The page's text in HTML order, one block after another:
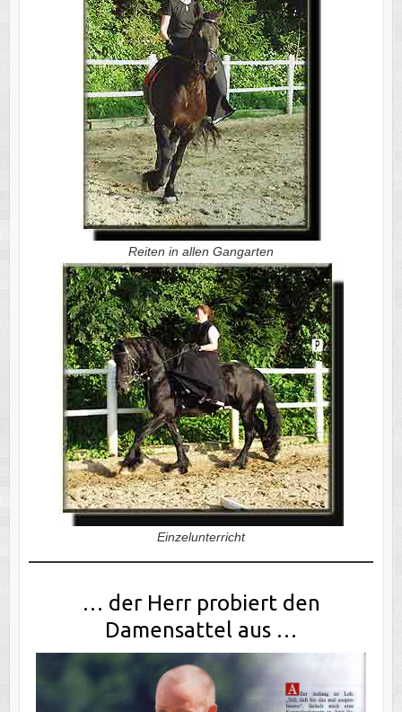
Reiten in allen Gangarten
Einzelunterricht
… der Herr probiert den
Damensattel aus …